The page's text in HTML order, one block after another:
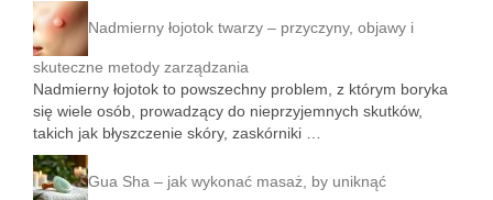
Nadmierny łojotok twarzy – przyczyny, objawy i
skuteczne metody zarządzania
Nadmierny łojotok to powszechny problem, z którym boryka
się wiele osób, prowadzący do nieprzyjemnych skutków,
takich jak błyszczenie skóry, zaskórniki …
Gua Sha – jak wykonać masaż, by uniknąć